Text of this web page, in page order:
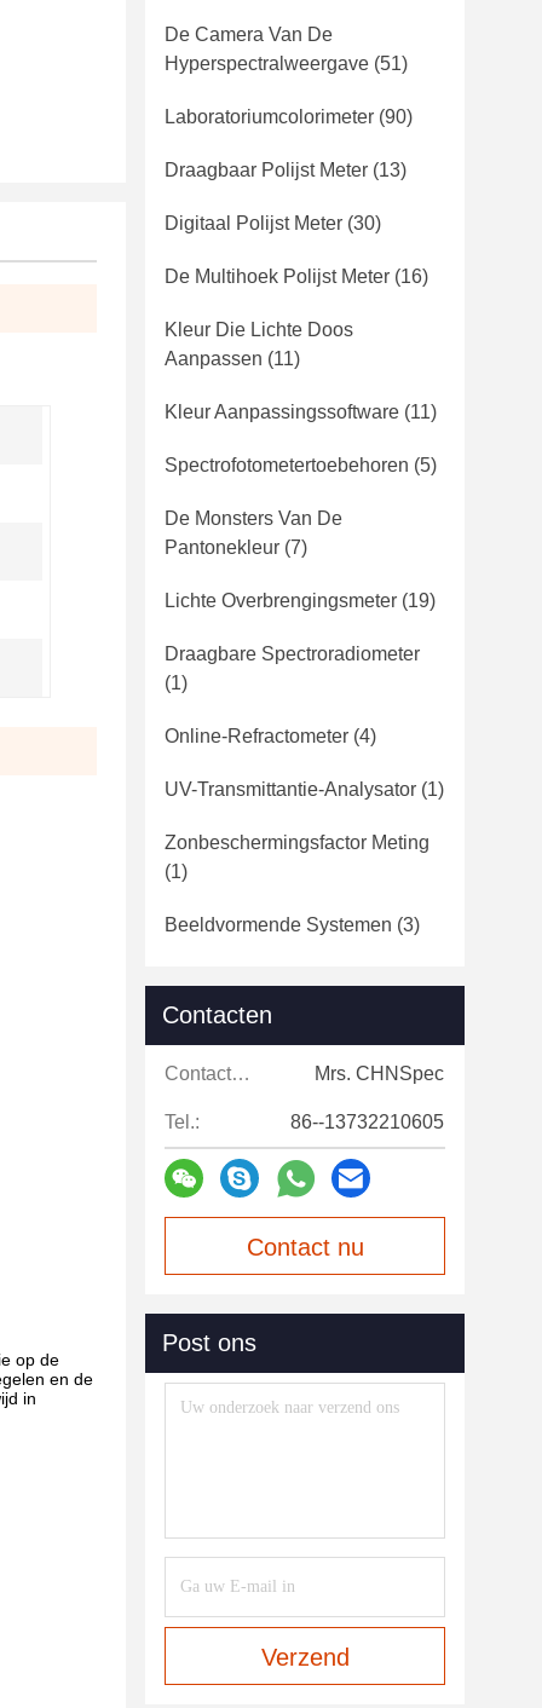
op de
en de
in
De Camera Van De
Hyperspectralweergave (51)
Laboratoriumcolorimeter (90)
Draagbaar Polijst Meter (13)
Digitaal Polijst Meter (30)
De Multihoek Polijst Meter (16)
Kleur Die Lichte Doos
Aanpassen (11)
Kleur Aanpassingssoftware (11)
Spectrofotometertoebehoren (5)
De Monsters Van De
Pantonekleur (7)
Lichte Overbrengingsmeter (19)
Draagbare Spectroradiometer
(1)
Online-Refractometer (4)
UV-Transmittantie-Analysator (1)
Zonbeschermingsfactor Meting
(1)
Beeldvormende Systemen (3)
Contacten
Contacten: Mrs. CHNSpec
Tel.: 86--13732210605
Contact nu
Post ons
Verzend